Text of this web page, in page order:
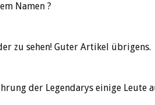
Namen ?
zu sehen! Guter Artikel übrigens.
der Legendarys einige Leute